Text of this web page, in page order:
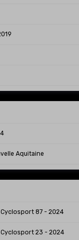
Aquitaine
Cyclosport 87 - 2024
Cyclosport 23 - 2024